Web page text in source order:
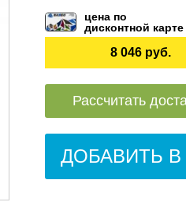
цена по
дисконтной карте
8 046 руб.
Рассчитать
ДОБАВИТЬ